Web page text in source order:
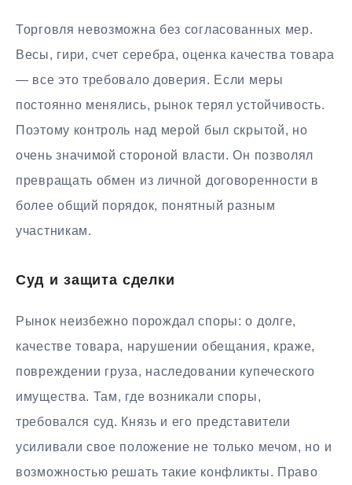
Торговля невозможна без согласованных мер.
Весы, гири, счет серебра, оценка качества товара
— все это требовало доверия. Если меры
постоянно менялись, рынок терял устойчивость.
Поэтому контроль над мерой был скрытой, но
очень значимой стороной власти. Он позволял
превращать обмен из личной договоренности в
более общий порядок, понятный разным
участникам.
Суд и защита сделки
Рынок неизбежно порождал споры: о долге,
качестве товара, нарушении обещания, краже,
повреждении груза, наследовании купеческого
имущества. Там, где возникали споры,
требовался суд. Князь и его представители
усиливали свое положение не только мечом, но и
возможностью решать такие конфликты. Право